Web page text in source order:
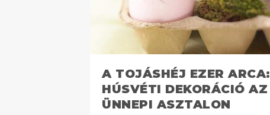
A TOJÁSHÉJ EZER ARCA:
HÚSVÉTI DEKORÁCIÓ AZ
ÜNNEPI ASZTALON